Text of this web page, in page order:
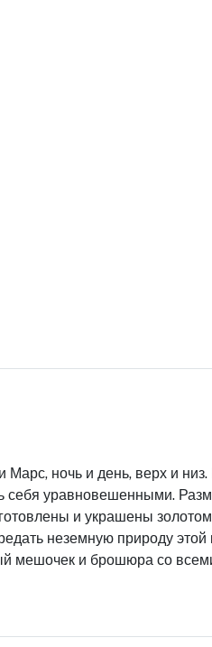
ночь и день, верх и низ.
себя уравновешенными.
и украшены
неземную природу этой
мешочек и брошюра со